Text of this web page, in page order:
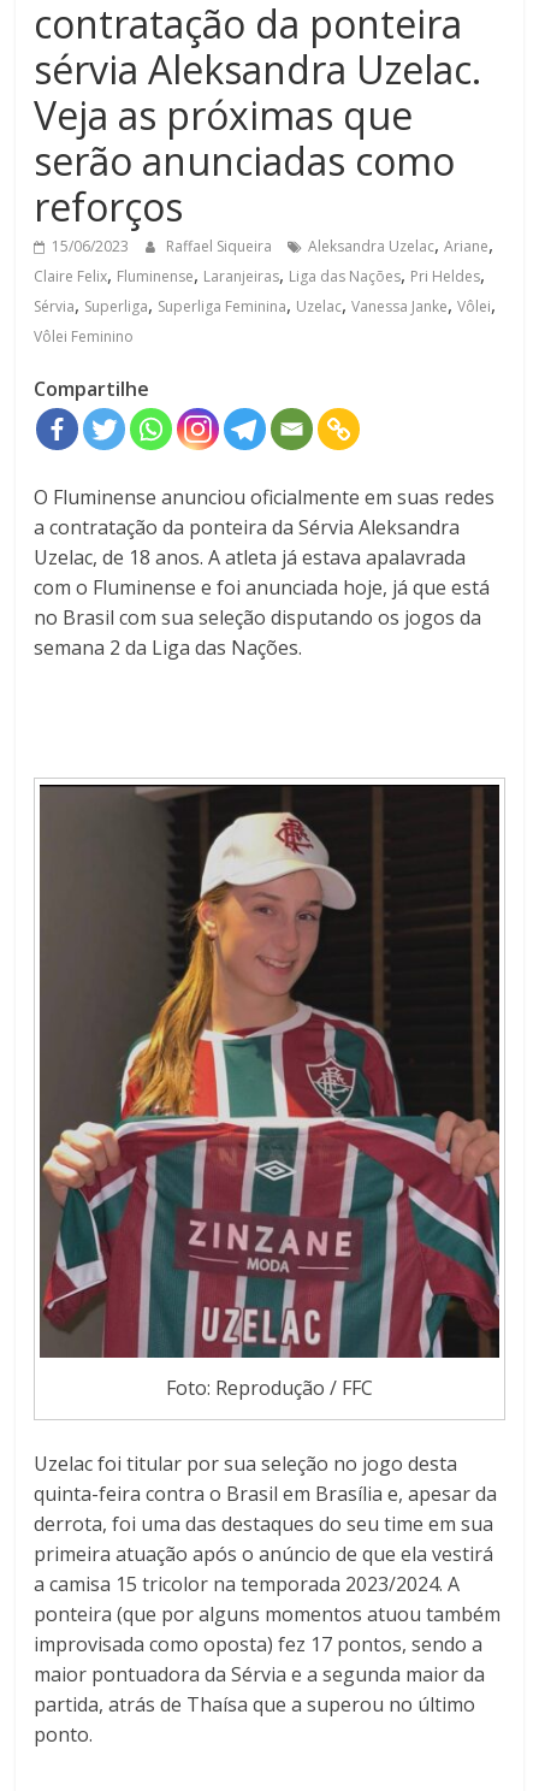
contratação da ponteira
sérvia Aleksandra Uzelac.
Veja as próximas que
serão anunciadas como
reforços
15/06/2023 Raffael Siqueira Aleksandra Uzelac,Ariane,
Claire Felix, Fluminense, Laranjeiras, Liga das Nações, Pri Heldes,
Sérvia, Superliga, Superliga Feminina, Uzelac,Vanessa Janke,Vôlei,
Vôlei Feminino
Compartilhe
O Fluminense anunciou oficialmente em suas redes
a contratação da ponteira da Sérvia Aleksandra
Uzelac, de 18 anos. A atleta já estava apalavrada
com o Fluminense e foi anunciada hoje, já que está
no Brasil com sua seleção disputando os jogos da
semana 2 da Liga das Nações.
Foto: Reprodução / FFC
Uzelac foi titular por sua seleção no jogo desta
quinta-feira contra o Brasil em Brasília e, apesar da
derrota, foi uma das destaques do seu time em sua
primeira atuação após o anúncio de que ela vestirá
a camisa 15 tricolor na temporada 2023/2024. A
ponteira (que por alguns momentos atuou também
improvisada como oposta) fez 17 pontos, sendo a
maior pontuadora da Sérvia e a segunda maior da
partida, atrás de Thaísa que a superou no último
ponto.